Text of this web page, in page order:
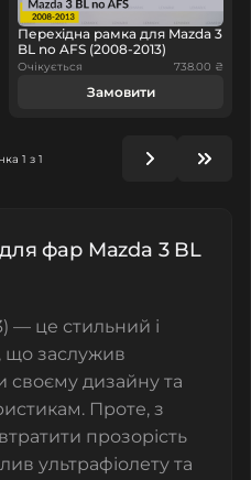
Перехідна рамка для Mazda 3
BL no AFS (2008-2013)
Очікується 738.00 ₴
Замовити
1 з 1
фар Mazda 3 BL
— це стильний і
що заслужив
своєму дизайну та
Проте, з
прозорість
ультрафіолету та